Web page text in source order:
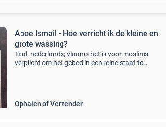
Aboe Ismail - Hoe verricht ik de kleine en
grote wassing?
Taal: nederlands; vlaams het is voor moslims
verplicht om het gebed in een reine staat te
Ophalen of Verzenden